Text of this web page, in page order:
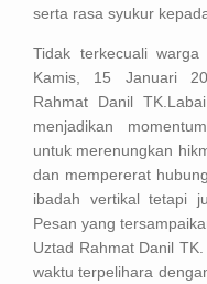
serta rasa syukur
Tidak terkecuali
Kamis, 15 Januari
Rahmat Danil
menjadikan
untuk merenungkan
dan mempererat
ibadah vertikal tetapi
Pesan yang
Uztad Rahmat Danil
waktu terpelihara